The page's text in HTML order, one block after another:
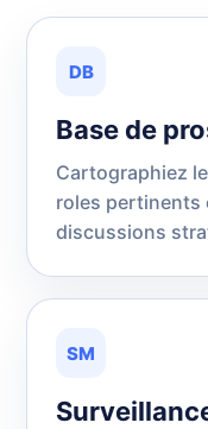
DB
Base de
Cartographiez
roles pertinents
discussions
SM